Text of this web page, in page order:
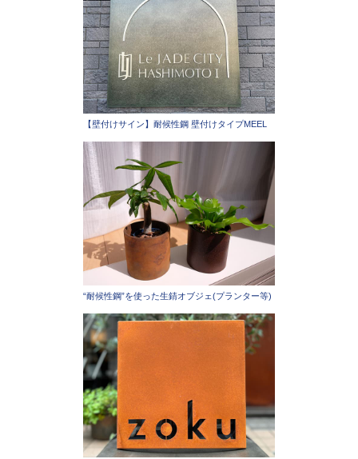
【壁付けサイン】耐候性鋼 壁付けタイプMEEL
“耐候性鋼”を使った生錆オブジェ(プランター等)